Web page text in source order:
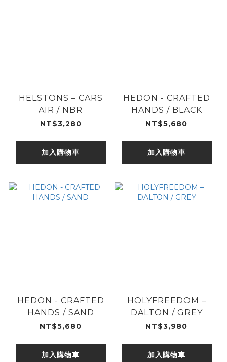
HELSTONS – CARS
AIR / NBR
NT$3,280
加入購物車
HEDON - CRAFTED
HANDS / BLACK
NT$5,680
加入購物車
HEDON - CRAFTED
HANDS / SAND
NT$5,680
加入購物車
HOLYFREEDOM –
DALTON / GREY
NT$3,980
加入購物車